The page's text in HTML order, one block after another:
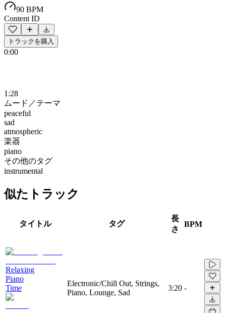
90 BPM
Content ID
トラックを購入
0:00
1:28
ムード／テーマ
peaceful
sad
atmospheric
楽器
piano
その他のタグ
instrumental
似たトラック
タイトル タグ
長
さ
BPM
Relaxing
Piano
Time
Electronic/Chill Out, Strings,
Piano, Lounge, Sad
3:20 -